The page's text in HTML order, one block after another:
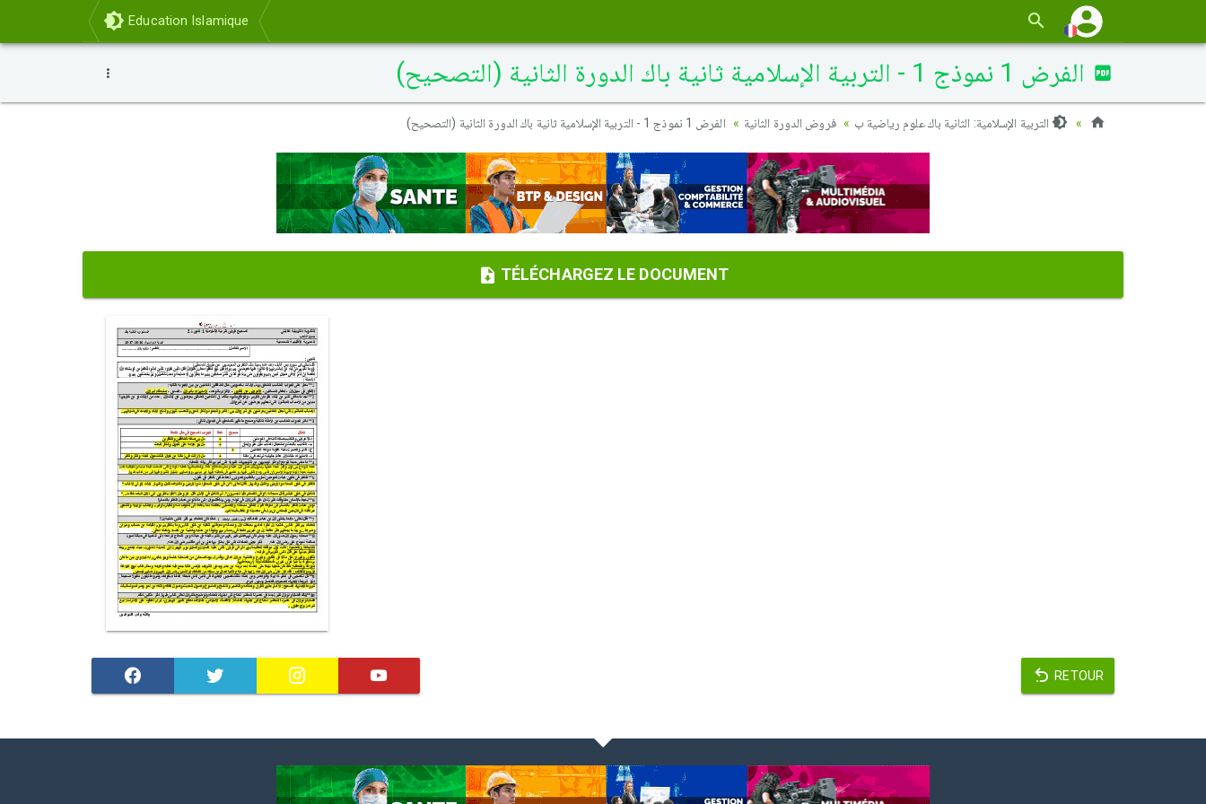
Education Islamique
الفرض 1 نموذج 1 - التربية الإسلامية ثانية باك الدورة الثانية (التصحيح)
التربية الإسلامية: الثانية باك علوم رياضية ب فروض الدورة الثانية الفرض 1 نموذج 1 - التربية الإسلامية ثانية باك الدورة الثانية (التصحيح)
TÉLÉCHARGEZ LE DOCUMENT
RETOUR